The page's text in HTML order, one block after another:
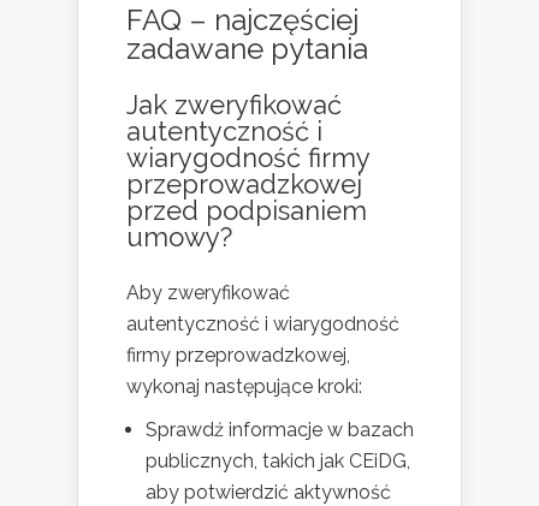
FAQ – najczęściej
zadawane pytania
Jak zweryfikować
autentyczność i
wiarygodność firmy
przeprowadzkowej
przed podpisaniem
umowy?
Aby zweryfikować
autentyczność i wiarygodność
firmy przeprowadzkowej,
wykonaj następujące kroki:
Sprawdź informacje w bazach
publicznych, takich jak CEiDG,
aby potwierdzić aktywność